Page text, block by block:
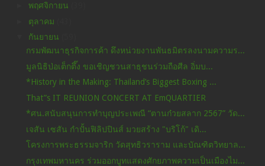
พฤศจิกายน
ตุลาคม
กันยายน
กรมพัฒนาธุรกิจการค้า ดึงหน่วยงานพันธมิตรลงนามความร...
มูลนิธิป่อเต็กตึ๊ง ขอเชิญชวนสาธุชนร่วมถือศีล อิ่มบ...
*History in the Making: Thailand’s Biggest Boxing ...
That”s IT REUNION CONCERT AT EmQUARTIER
*ศน.สนับสนุนการทำบุญประเพณี “ตานก๋วยสลาก 2567” วัด...
เจสัน เซสัน กำปั้นฟิลิปปินส์ มวยสร้าง "บริโก้" เดิ...
โครงการพระธรรมจาริก วัดสุทธิวราราม และบัณฑิตวิทยาล...
กรุงเทพมหานคร ร่วมออกบูทแสดงศักยภาพความเป็นเมืองไม...